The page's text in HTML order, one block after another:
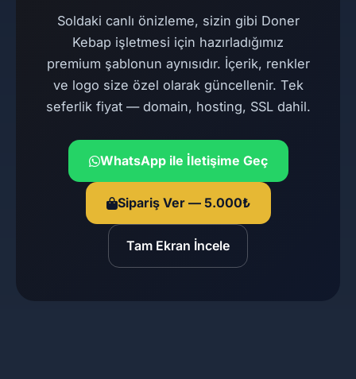
Soldaki canlı önizleme, sizin gibi Doner
Kebap işletmesi için hazırladığımız
premium şablonun aynısıdır. İçerik, renkler
ve logo size özel olarak güncellenir. Tek
seferlik fiyat — domain, hosting, SSL dahil.
WhatsApp ile İletişime Geç
Sipariş Ver — 5.000₺
Tam Ekran İncele